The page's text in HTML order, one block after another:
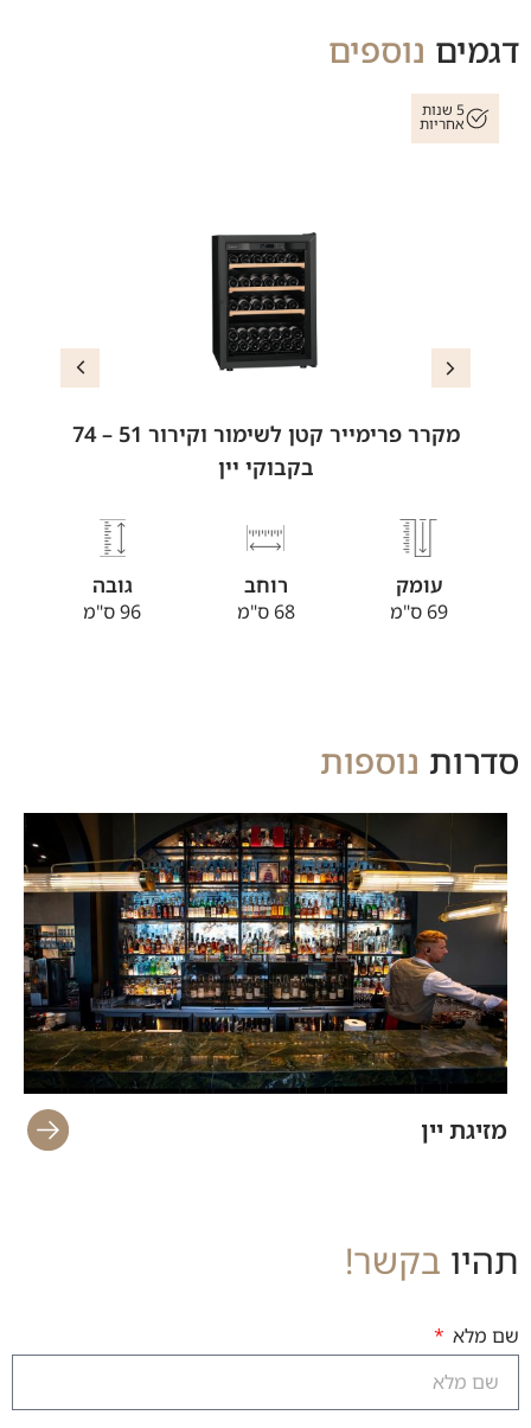
דגמים נוספים
5 שנות
אחריות
מקרר פרימייר קטן לשימור וקירור 51 – 74
בקבוקי יין
עומק
69 ס"מ
רוחב
68 ס"מ
גובה
96 ס"מ
סדרות נוספות
מזיגת יין
תהיו בקשר!
שם מלא